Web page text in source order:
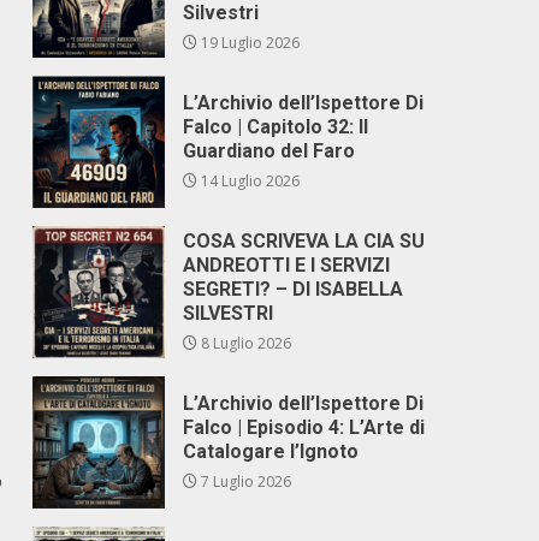
Silvestri
19 Luglio 2026
L’Archivio dell’Ispettore Di
Falco | Capitolo 32: Il
Guardiano del Faro
14 Luglio 2026
COSA SCRIVEVA LA CIA SU
ANDREOTTI E I SERVIZI
SEGRETI? – DI ISABELLA
SILVESTRI
8 Luglio 2026
L’Archivio dell’Ispettore Di
Falco | Episodio 4: L’Arte di
Catalogare l’Ignoto
7 Luglio 2026